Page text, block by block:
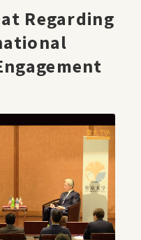
Regarding